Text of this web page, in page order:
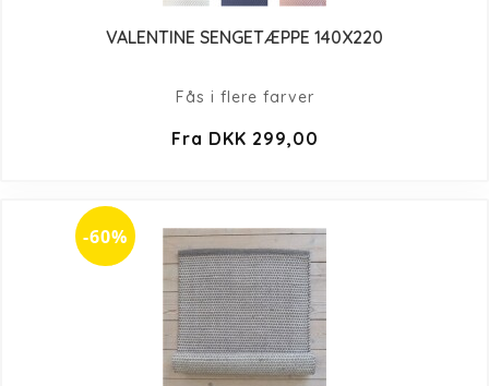
VALENTINE SENGETÆPPE 140X220
Fås i flere farver
Fra DKK 299,00
-60%